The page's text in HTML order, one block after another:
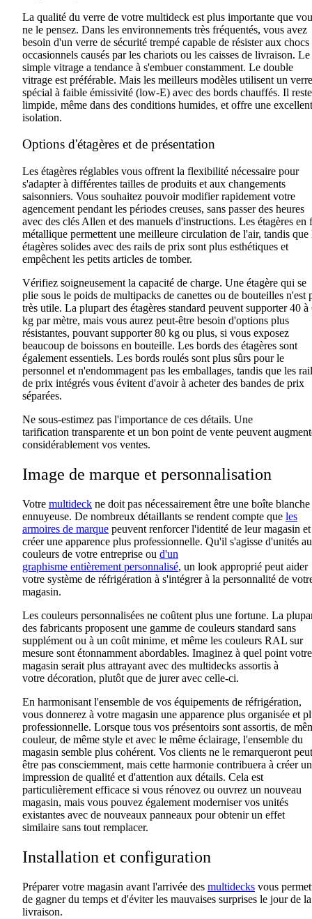
La qualité du verre de votre multideck est plus importante que
ne le pensez. Dans les environnements très fréquentés, vous avez
besoin d'un verre de sécurité trempé capable de résister aux chocs
occasionnels causés par les chariots ou les caisses de livraison. Le
simple vitrage a tendance à s'embuer constamment. Le double
vitrage est préférable. Mais les meilleurs modèles utilisent un verre
spécial à faible émissivité (low-E) avec des bords chauffés. Il reste
limpide, même dans des conditions humides, et offre une
isolation.
Options d'étagères et de présentation
Les étagères réglables vous offrent la flexibilité nécessaire pour
s'adapter à différentes tailles de produits et aux changements
saisonniers. Vous souhaitez pouvoirmodifier rapidement votre
agencement pendant les périodes creuses, sans passer des heures
avec des clés Allen et des manuels d'instructions. Les étagères en
métallique permettent une meilleure circulation de l'air, tandis que
étagères solides avec des rails de prix sont plus esthétiques et
empêchent les petits articles de tomber.
Vérifiez soigneusement la capacité de charge. Une étagère qui se
plie sous le poids de multipacks de canettes ou de bouteilles n'est
très utile. La plupart des étagères standard peuvent supporter40 à
kg par mètre, mais vous aurez peut-être besoin d'options plus
résistantes, pouvant supporter 80 kg ou plus, si vous exposez
beaucoup de boissons en bouteille. Les bords des étagères sont
également essentiels. Les bords roulés sont plus sûrs pour le
personnel et n'endommagent pas les emballages, tandis que les
de prix intégrés vous évitent d'avoir à acheter des bandes de prix
séparées.
Ne sous-estimez pas l'importance de ces détails. Une
tarification transparente et un bon point de vente peuvent
considérablement vos ventes.
Image de marque et personnalisation
Votre multideck ne doit pas nécessairement être une boîte blanche
ennuyeuse. De nombreux détaillants se rendent compte que les
armoires de marque peuvent renforcer l'identité de leurmagasin et
créer une apparence plus professionnelle. Qu'il s'agisse d'unités
couleurs de votre entreprise ou d'un
graphisme entièrement personnalisé, un look approprié peut aider
votre système de réfrigération à s'intégrer à la personnalité de
magasin.
Les couleurs personnalisées ne coûtent plus une fortune. La
des fabricants proposent une gamme de couleurs standard sans
supplément ou à un coût minime, et même les couleurs RAL sur
mesure sont étonnamment abordables. Imaginez à quel point votre
magasin serait plus attrayant avec des multidecks assortis à
votre décoration, plutôt que de jureravec celle-ci.
En harmonisant l'ensemble de vos équipements de réfrigération,
vous donnerez à votre magasin une apparence plus organisée et
professionnelle. Lorsque tous vos présentoirs sont assortis, de
couleur, de même style et avec le même éclairage, l'ensemble du
magasin semble plus cohérent. Vos clients ne le remarqueront
être pas consciemment, mais cette harmonie contribuera à créer
impression de qualité et d'attention aux détails. Cela est
particulièrement efficace si vous rénovez ou ouvrez un nouveau
magasin, mais vous pouvez également moderniservos unités
existantes avec de nouveaux panneaux pour obtenir un effet
similaire sans tout remplacer.
Installation et configuration
Préparer votre magasin avant l'arrivée des multidecks vous
de gagner du temps et d'éviterles mauvaises surprises le jour de la
livraison.